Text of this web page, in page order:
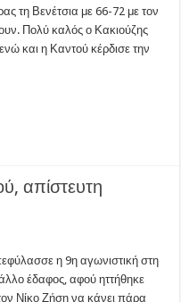
τη Βενέτσια με 66-72 με τον
Πολύ καλός ο Κακιούζης
και η Καντού κέρδισε την
απίστευτη
η 9η αγωνιστική στη
έδαφος, αφού ηττήθηκε
Νίκο Ζήση να κάνει πάρα